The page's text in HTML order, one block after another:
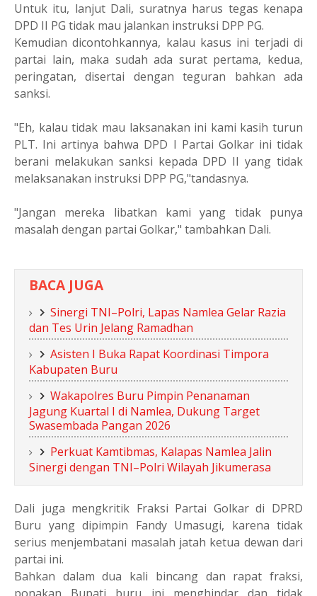
Untuk itu, lanjut Dali, suratnya harus tegas kenapa
DPD II PG tidak mau jalankan instruksi DPP PG.
Kemudian dicontohkannya, kalau kasus ini terjadi di
partai lain, maka sudah ada surat pertama, kedua,
peringatan, disertai dengan teguran bahkan ada
sanksi.
"Eh, kalau tidak mau laksanakan ini kami kasih turun
PLT. Ini artinya bahwa DPD I Partai Golkar ini tidak
berani melakukan sanksi kepada DPD II yang tidak
melaksanakan instruksi DPP PG,"tandasnya.
"Jangan mereka libatkan kami yang tidak punya
masalah dengan partai Golkar," tambahkan Dali.
BACA JUGA
Sinergi TNI–Polri, Lapas Namlea Gelar Razia
dan Tes Urin Jelang Ramadhan
Asisten I Buka Rapat Koordinasi Timpora
Kabupaten Buru
Wakapolres Buru Pimpin Penanaman
Jagung Kuartal I di Namlea, Dukung Target
Swasembada Pangan 2026
Perkuat Kamtibmas, Kalapas Namlea Jalin
Sinergi dengan TNI–Polri Wilayah Jikumerasa
Dali juga mengkritik Fraksi Partai Golkar di DPRD
Buru yang dipimpin Fandy Umasugi, karena tidak
serius menjembatani masalah jatah ketua dewan dari
partai ini.
Bahkan dalam dua kali bincang dan rapat fraksi,